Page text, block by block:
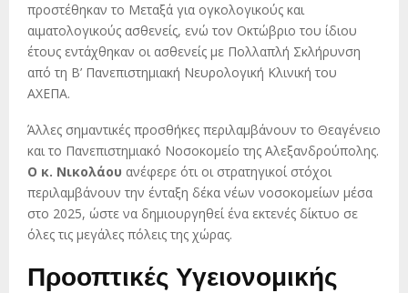
προστέθηκαν το Μεταξά για ογκολογικούς και
αιματολογικούς ασθενείς, ενώ τον Οκτώβριο του ίδιου
έτους εντάχθηκαν οι ασθενείς με Πολλαπλή Σκλήρυνση
από τη Β’ Πανεπιστημιακή Νευρολογική Κλινική του
ΑΧΕΠΑ.
Άλλες σημαντικές προσθήκες περιλαμβάνουν το Θεαγένειο
και το Πανεπιστημιακό Νοσοκομείο της Αλεξανδρούπολης.
Ο κ. Νικολάου ανέφερε ότι οι στρατηγικοί στόχοι
περιλαμβάνουν την ένταξη δέκα νέων νοσοκομείων μέσα
στο 2025, ώστε να δημιουργηθεί ένα εκτενές δίκτυο σε
όλες τις μεγάλες πόλεις της χώρας.
Προοπτικές Υγειονομικής